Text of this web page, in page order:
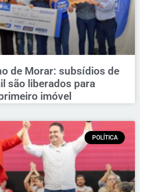
de Morar: subsídios de
são liberados para
imóvel
POLÍTICA